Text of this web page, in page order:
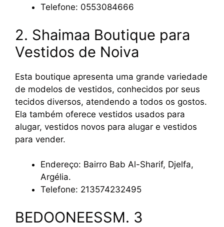
Telefone: 0553084666
2. Shaimaa Boutique para
Vestidos de Noiva
Esta boutique apresenta uma grande variedade
de modelos de vestidos, conhecidos por seus
tecidos diversos, atendendo a todos os gostos.
Ela também oferece vestidos usados para
alugar, vestidos novos para alugar e vestidos
para vender.
Endereço: Bairro Bab Al-Sharif, Djelfa,
Argélia.
Telefone: 213574232495
BEDOONEESSM. 3